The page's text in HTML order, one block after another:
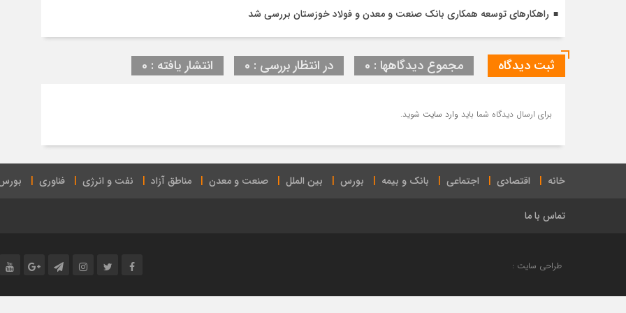
راهکارهای توسعه همکاری بانک صنعت و معدن و فولاد خوزستان بررسی شد
ثبت دیدگاه مجموع دیدگاهها : 0 در انتظار بررسی : 0 انتشار یافته : 0
برای ارسال دیدگاه شما باید وارد سایت شوید.
خانه اقتصادی اجتماعی بانک و بیمه بورس بین الملل صنعت و معدن مناطق آزاد نفت و انرژی فناوری
تماس با ما
طراحی سایت :